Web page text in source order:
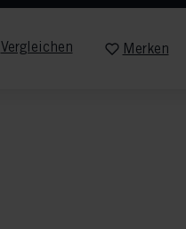
Vergleichen Merken